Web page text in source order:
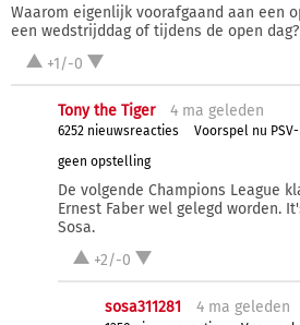
Waarom eigenlijk voorafgaand aan een
een wedstrijddag of tijdens de open dag?
+1/-0
Tony the Tiger 4 ma geleden
6252 nieuwsreacties
Voorspel nu
geen opstelling
De volgende Champions League
Ernest Faber wel gelegd worden.
Sosa.
+2/-0
sosa311281 4 ma geleden